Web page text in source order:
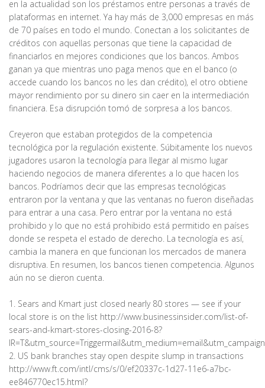
en la actualidad son los préstamos entre personas a través de
plataformas en internet. Ya hay más de 3,000 empresas en más
de 70 países en todo el mundo. Conectan a los solicitantes de
créditos con aquellas personas que tiene la capacidad de
financiarlos en mejores condiciones que los bancos. Ambos
ganan ya que mientras uno paga menos que en el banco (o
accede cuando los bancos no les dan crédito), el otro obtiene
mayor rendimiento por su dinero sin caer en la intermediación
financiera. Esa disrupción tomó de sorpresa a los bancos.
Creyeron que estaban protegidos de la competencia
tecnológica por la regulación existente. Súbitamente los nuevos
jugadores usaron la tecnología para llegar al mismo lugar
haciendo negocios de manera diferentes a lo que hacen los
bancos. Podríamos decir que las empresas tecnológicas
entraron por la ventana y que las ventanas no fueron diseñadas
para entrar a una casa. Pero entrar por la ventana no está
prohibido y lo que no está prohibido está permitido en países
donde se respeta el estado de derecho. La tecnología es así,
cambia la manera en que funcionan los mercados de manera
disruptiva. En resumen, los bancos tienen competencia. Algunos
aún no se dieron cuenta.
1. Sears and Kmart just closed nearly 80 stores — see if your
local store is on the list http://www.businessinsider.com/list-of-
sears-and-kmart-stores-closing-2016-8?
2. US bank branches stay open despite slump in transactions
http://www.ft.com/intl/cms/s/0/ef20337c-1d27-11e6-a7bc-
ee846770ec15.html?